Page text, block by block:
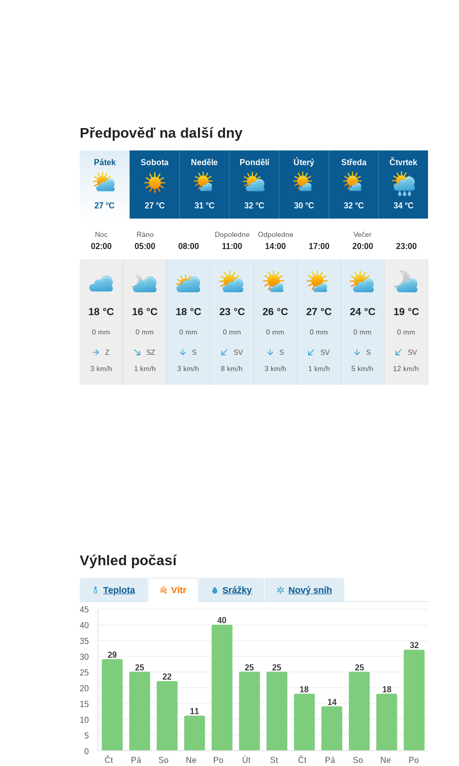
Předpověď na další dny
Pátek
27 °C
Sobota
27 °C
Neděle
31 °C
Pondělí
32 °C
Úterý
30 °C
Středa
32 °C
Čtvrtek
34 °C
Noc
02:00
18 °C
0 mm
Z
3 km/h
Ráno
05:00
16 °C
0 mm
SZ
1 km/h
08:00
18 °C
0 mm
S
3 km/h
Dopoledne
11:00
23 °C
0 mm
SV
8 km/h
Odpoledne
14:00
26 °C
0 mm
S
3 km/h
17:00
27 °C
0 mm
SV
1 km/h
Večer
20:00
24 °C
0 mm
S
5 km/h
23:00
19 °C
0 mm
SV
12 km/h
Výhled počasí
Teplota Vítr Srážky Nový sníh
29
25
22
11
40
25 25
18
14
25
18
32
45
40
35
30
25
20
15
10
5
0
Čt
Pá So Ne Po Út St Čt Pá So Ne Po